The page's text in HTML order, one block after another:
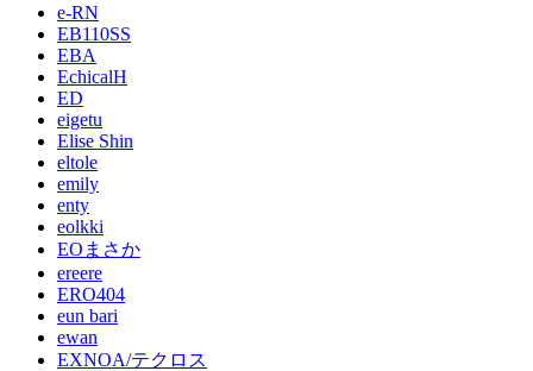
e-RN
EB110SS
EBA
EchicalH
ED
eigetu
Elise Shin
eltole
emily
enty
eolkki
EOまさか
ereere
ERO404
eun bari
ewan
EXNOA/テクロス